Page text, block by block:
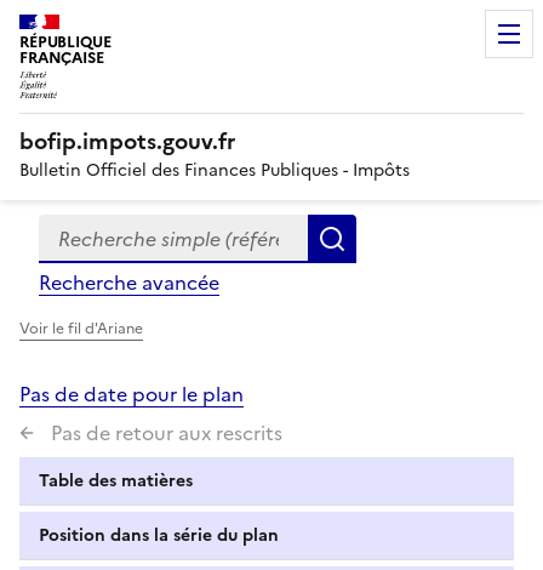
RÉPUBLIQUE
FRANÇAISE
bofip.impots.gouv.fr
Bulletin Officiel des Finances Publiques - Impôts
Formulaire
de
recherche
Recherche simple (références, mots clés, partie du
Recherche avancée
Voir le fil d'Ariane
Pas de date pour le plan
Pas de retour aux rescrits
Table des matières
Position dans la série du plan